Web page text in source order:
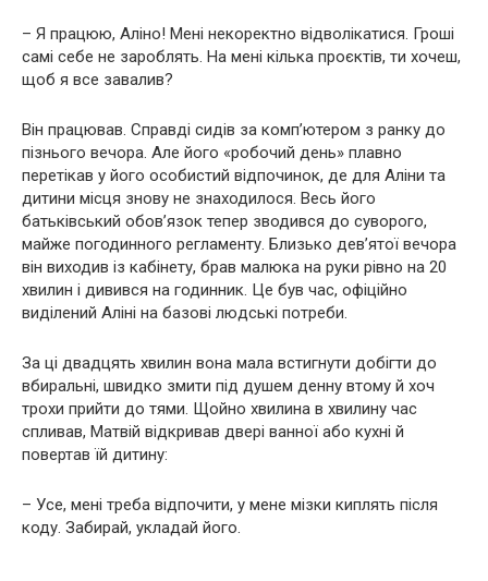
– Я працюю, Аліно! Мені некоректно відволікатися. Гроші
самі себе не зароблять. На мені кілька проєктів, ти хочеш,
щоб я все завалив?
Він працював. Справді сидів за комп’ютером з ранку до
пізнього вечора. Але його «робочий день» плавно
перетікав у його особистий відпочинок, де для Аліни та
дитини місця знову не знаходилося. Весь його
батьківський обов’язок тепер зводився до суворого,
майже погодинного регламенту. Близько дев’ятої вечора
він виходив із кабінету, брав малюка на руки рівно на 20
хвилин і дивився на годинник. Це був час, офіційно
виділений Аліні на базові людські потреби.
За ці двадцять хвилин вона мала встигнути добігти до
вбиральні, швидко змити під душем денну втому й хоч
трохи прийти до тями. Щойно хвилина в хвилину час
спливав, Матвій відкривав двері ванної або кухні й
повертав їй дитину:
– Усе, мені треба відпочити, у мене мізки киплять після
коду. Забирай, укладай його.